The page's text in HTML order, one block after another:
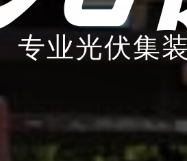
专业光伏集